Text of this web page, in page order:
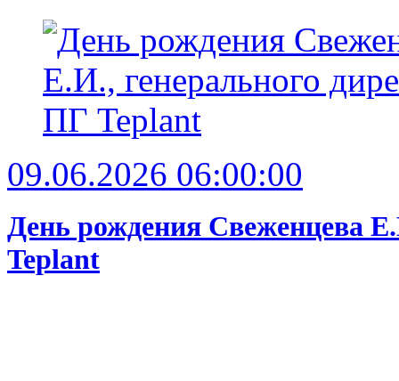
09.06.2026 06:00:00
День рождения Свеженцева
Teplant